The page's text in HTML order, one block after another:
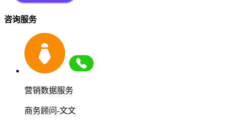
咨询服务
营销数据服务
商务顾问-文文